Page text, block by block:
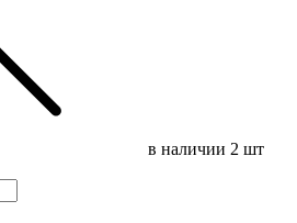
в наличии 2 шт